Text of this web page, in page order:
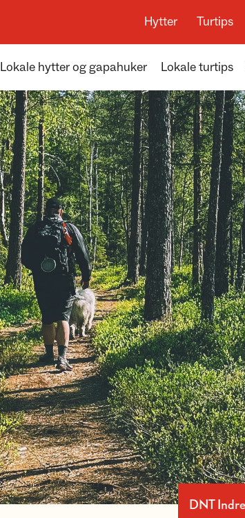
Hytter Turtips
Lokale hytter og gapahuker Lokale turtips
DNT